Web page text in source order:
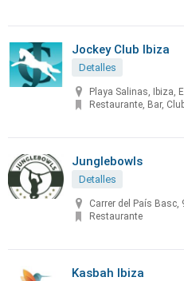
Jockey Club Ibiza
Detalles
Playa Salinas, Ibiza,
Restaurante, Bar,
Junglebowls
Detalles
Carrer del País Basc,
Restaurante
Kasbah Ibiza